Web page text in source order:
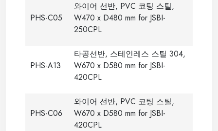
PHS-C05
와이어 선반, PVC 코팅 스틸,
W470 x D480 mm for JSBI-
250CPL
PHS-A13
타공선반, 스테인레스 스틸 304,
W670 x D580 mm for JSBI-
420CPL
PHS-C06
와이어 선반, PVC 코팅 스틸,
W670 x D580 mm for JSBI-
420CPL